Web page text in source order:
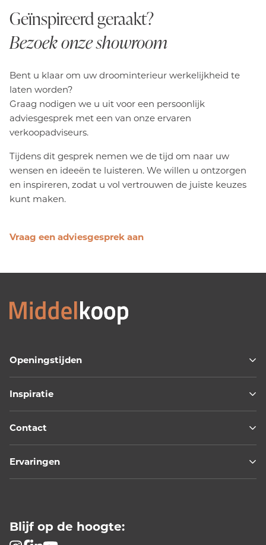
Geïnspireerd geraakt?
Bezoek onze showroom
Bent u klaar om uw droominterieur werkelijkheid te
laten worden?
Graag nodigen we u uit voor een persoonlijk
adviesgesprek met een van onze ervaren
verkoopadviseurs.
Tijdens dit gesprek nemen we de tijd om naar uw
wensen en ideeën te luisteren. We willen u ontzorgen
en inspireren, zodat u vol vertrouwen de juiste keuzes
kunt maken.
Vraag een adviesgesprek aan
Openingstijden
Contact
Inspiratie
Ervaringen
Blijf op de hoogte: